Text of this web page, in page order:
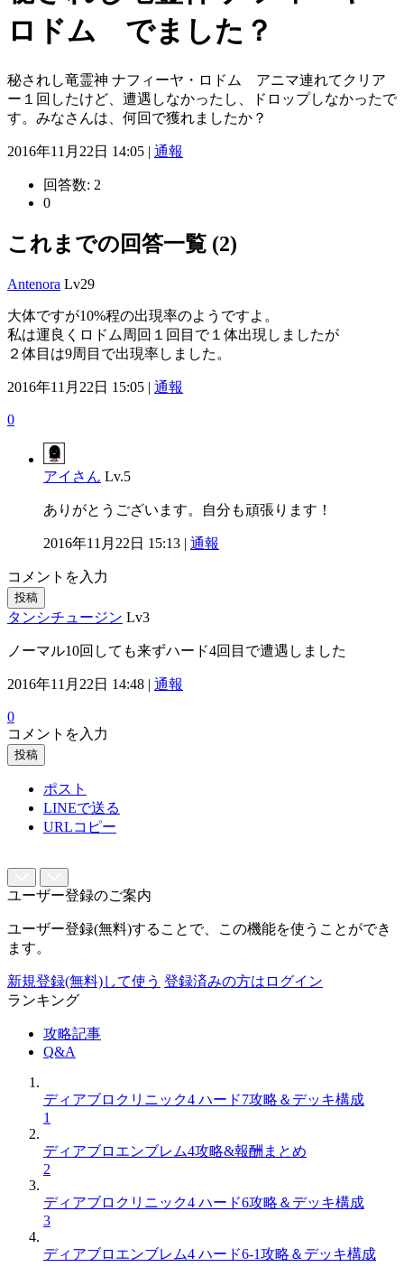
ロドム でました？
秘されし竜霊神 ナフィーヤ・ロドム アニマ連れてクリア
ー１回したけど、遭遇しなかったし、ドロップしなかったで
す。みなさんは、何回で獲れましたか？
2016年11月22日 14:05 | 通報
回答数: 2
0
これまでの回答一覧 (2)
Antenora Lv29
大体ですが10%程の出現率のようですよ。
私は運良くロドム周回１回目で１体出現しましたが
２体目は9周目で出現率しました。
2016年11月22日 15:05 | 通報
0
アイさん Lv.5
ありがとうございます。自分も頑張ります！
2016年11月22日 15:13 | 通報
コメントを入力
投稿
タンシチュージン Lv3
ノーマル10回しても来ずハード4回目で遭遇しました
2016年11月22日 14:48 | 通報
0
コメントを入力
投稿
ポスト
LINEで送る
URLコピー
ユーザー登録のご案内
ユーザー登録(無料)することで、この機能を使うことができ
ます。
新規登録(無料)して使う 登録済みの方はログイン
ランキング
攻略記事
Q&A
ディアブロクリニック4 ハード7攻略＆デッキ構成
1
ディアブロエンブレム4攻略&報酬まとめ
2
ディアブロクリニック4 ハード6攻略＆デッキ構成
3
ディアブロエンブレム4 ハード6-1攻略＆デッキ構成